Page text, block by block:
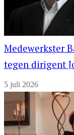
Medewerkster
tegen dirigent
5 juli 2026